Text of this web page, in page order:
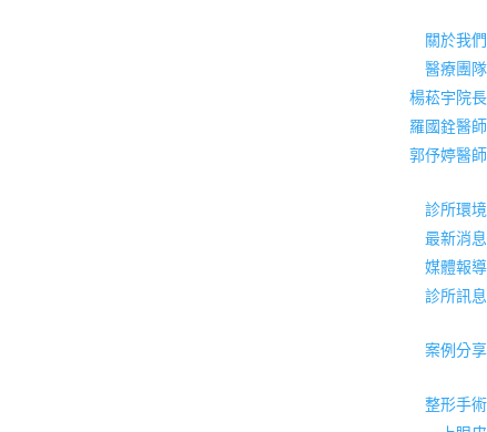
關於我們
醫療團隊
楊菘宇院長
羅國銓醫師
郭伃婷醫師
診所環境
最新消息
媒體報導
診所訊息
案例分享
整形手術